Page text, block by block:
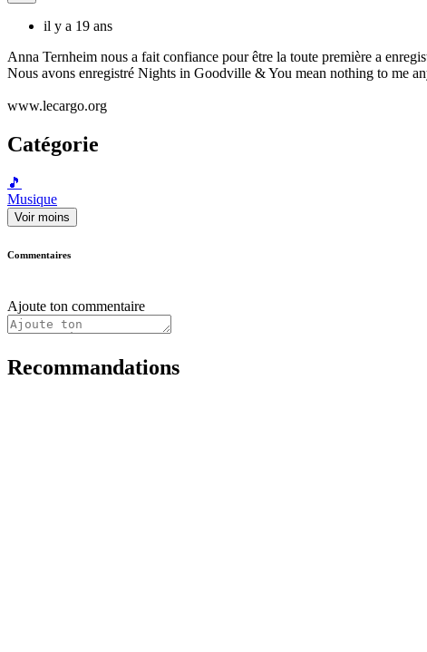
il y a 19 ans
Anna Ternheim nous a fait confiance pour être la toute première a
Nous avons enregistré Nights in Goodville & You mean nothing to me
www.lecargo.org
Catégorie
🎵
Musique
Voir moins
Commentaires
Ajoute ton commentaire
Recommandations